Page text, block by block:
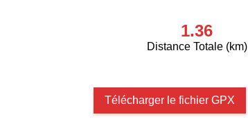
1.36
Distance Totale (km)
Télécharger le fichier GPX